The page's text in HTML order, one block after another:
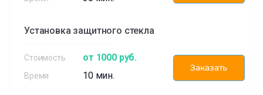
Установка защитного стекла
от 1000 руб.
10 мин.
Заказать